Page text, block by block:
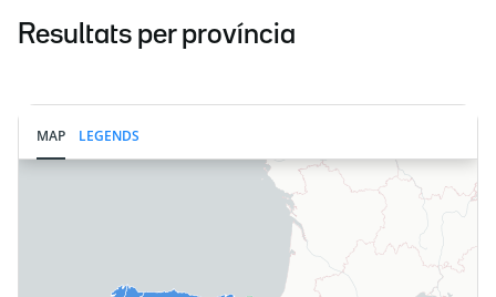
Resultats per província